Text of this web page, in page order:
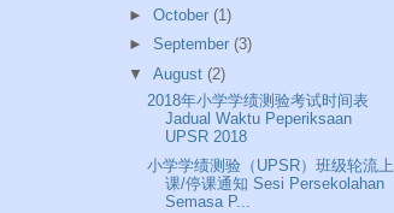
► October (1)
► September (3)
▼ August (2)
2018年小学学绩测验考试时间表
Jadual Waktu Peperiksaan
UPSR 2018
小学学绩测验（UPSR）班级轮流上
课/停课通知 Sesi Persekolahan
Semasa P...